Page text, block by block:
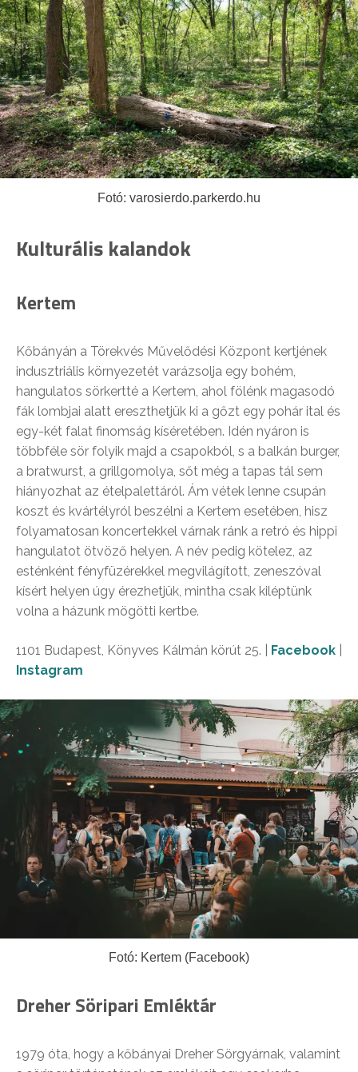
Fotó: varosierdo.parkerdo.hu
Kulturális kalandok
Kertem
Kőbányán a Törekvés Művelődési Központ kertjének
indusztriális környezetét varázsolja egy bohém,
hangulatos sörkertté a Kertem, ahol fölénk magasodó
fák lombjai alatt ereszthetjük ki a gőzt egy pohár ital és
egy-két falat finomság kíséretében. Idén nyáron is
többféle sör folyik majd a csapokból, s a balkán burger,
a bratwurst, a grillgomolya, sőt még a tapas tál sem
hiányozhat az ételpalettáról. Ám vétek lenne csupán
koszt és kvártélyról beszélni a Kertem esetében, hisz
folyamatosan koncertekkel várnak ránk a retró és hippi
hangulatot ötvöző helyen. A név pedig kötelez, az
esténként fényfüzérekkel megvilágított, zeneszóval
kísért helyen úgy érezhetjük, mintha csak kiléptünk
volna a házunk mögötti kertbe.
1101 Budapest, Könyves Kálmán körút 25. | Facebook
Instagram
Fotó: Kertem (Facebook)
Dreher Söripari Emléktár
1979 óta, hogy a kőbányai Dreher Sörgyárnak, valamint